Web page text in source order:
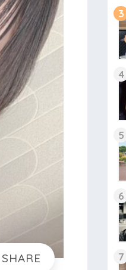
3
4
5
6
7